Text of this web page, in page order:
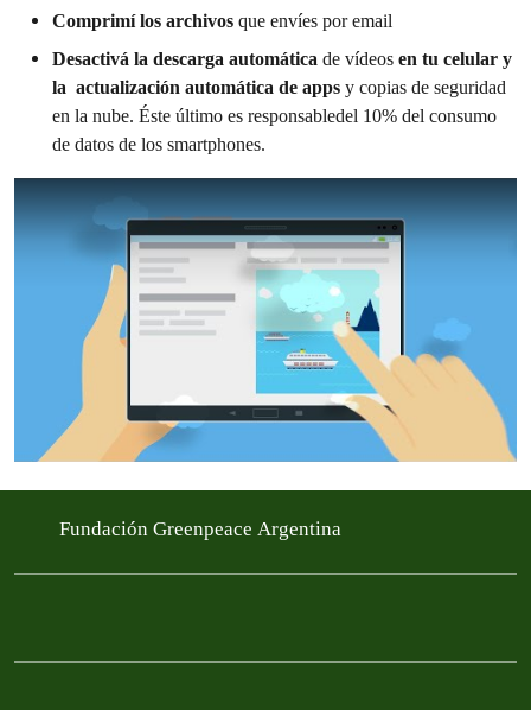
Comprimí los archivos que envíes por email
Desactivá la descarga automática de vídeos en tu celular y
la actualización automática de apps y copias de seguridad
en la nube. Éste último es responsabledel 10% del consumo
de datos de los smartphones.
Fundación Greenpeace Argentina